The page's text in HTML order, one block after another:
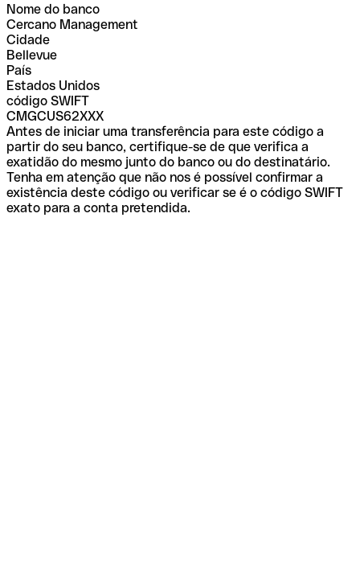
Nome do banco
Cercano Management
Cidade
Bellevue
País
Estados Unidos
código SWIFT
CMGCUS62XXX
Antes de iniciar uma transferência para este código a
partir do seu banco, certifique-se de que verifica a
exatidão do mesmo junto do banco ou do destinatário.
Tenha em atenção que não nos é possível confirmar a
existência deste código ou verificar se é o código SWIFT
exato para a conta pretendida.